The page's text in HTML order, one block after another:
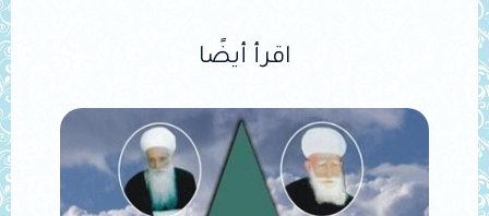
اقرأ أيضًا